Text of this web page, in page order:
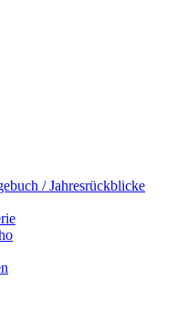
/ Jahresrückblicke